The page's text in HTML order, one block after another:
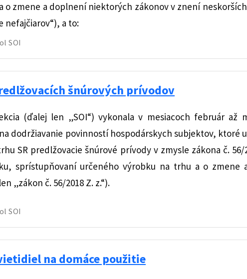
o zmene a doplnení niektorých zákonov v znení
nefajčiarov“), a to:
SOI
šnúrových prívodov
(ďalej len „SOI“) vykonala v mesiacoch február až
dodržiavanie povinností hospodárskych subjektov, ktoré
SR predlžovacie šnúrové prívody v zmysle zákona č. 56/
sprístupňovaní určeného výrobku na trhu a o zmene
„zákon č. 56/2018 Z. z.“).
SOI
na domáce použitie